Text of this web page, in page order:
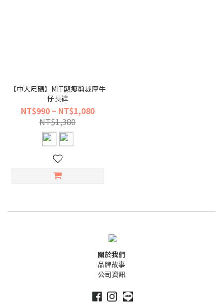
【中大尺碼】MIT顯瘦剪裁厚牛
仔長褲
NT$990 ~ NT$1,080
NT$1,380
關於我們
品牌故事
公司資訊